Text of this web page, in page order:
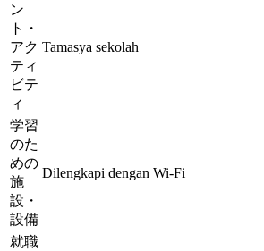
ン
ト・
アク
ティ
ビテ
ィ
Tamasya sekolah
学習
のた
めの
施
設・
設備
Dilengkapi dengan Wi-Fi
就職